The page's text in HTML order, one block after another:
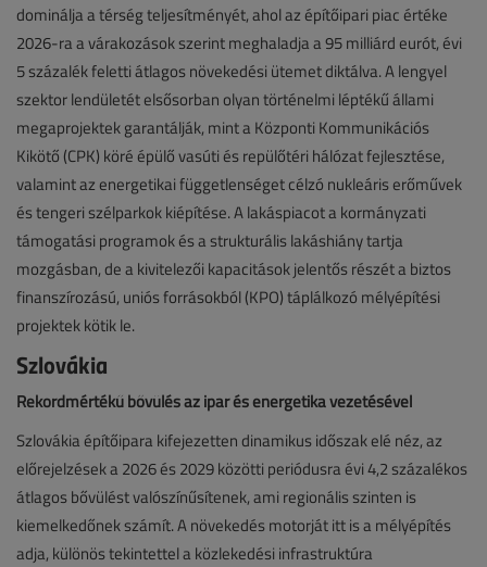
dominálja a térség teljesítményét, ahol az építőipari piac értéke
2026-ra a várakozások szerint meghaladja a 95 milliárd eurót, évi
5 százalék feletti átlagos növekedési ütemet diktálva. A lengyel
szektor lendületét elsősorban olyan történelmi léptékű állami
megaprojektek garantálják, mint a Központi Kommunikációs
Kikötő (CPK) köré épülő vasúti és repülőtéri hálózat fejlesztése,
valamint az energetikai függetlenséget célzó nukleáris erőművek
és tengeri szélparkok kiépítése. A lakáspiacot a kormányzati
támogatási programok és a strukturális lakáshiány tartja
mozgásban, de a kivitelezői kapacitások jelentős részét a biztos
finanszírozású, uniós forrásokból (KPO) táplálkozó mélyépítési
projektek kötik le.
Szlovákia
Rekordmértékű bővülés az ipar és energetika vezetésével
Szlovákia építőipara kifejezetten dinamikus időszak elé néz, az
előrejelzések a 2026 és 2029 közötti periódusra évi 4,2 százalékos
átlagos bővülést valószínűsítenek, ami regionális szinten is
kiemelkedőnek számít. A növekedés motorját itt is a mélyépítés
adja, különös tekintettel a közlekedési infrastruktúra